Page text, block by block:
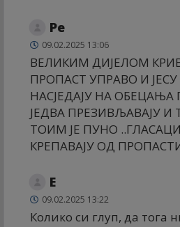
Ре
09.02.2025 13:06
ВЕЛИКИМ ДИЈЕЛОМ
ПРОПАСТ УПРАВО И
НАСЈЕДАЈУ НА
ЈЕДВА ПРЕЗИВЉАВАЈУ И
ТОИМ ЈЕ ПУНО
КРЕПАВАЈУ ОД
Е
09.02.2025 13:22
Колико си глуп, да тога